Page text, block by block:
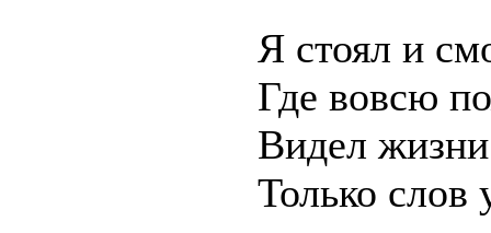
Я стоял и
Где вовсю
Видел
Только слов